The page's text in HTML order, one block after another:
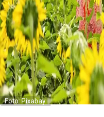
Foto: Pixabay